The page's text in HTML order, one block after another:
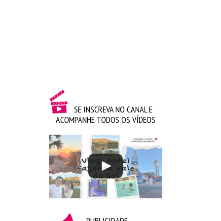
Coelhinho sai da toca
Os participantes são divididos em grupos de três.
Dois jogadores dão-se as mãos formando a toca e o
terceiro ficará entre eles e será o coelhinho. Do lado
de fora ficam os coelhos perdidos. Ao ser dado o
sinal: ‘Coelhinho sai da toca, um, dois, três’, as tocas
levantam os braços e todos os coelhinhos devem
ocupar uma nova toca, inclusive os coelhos
SE INSCREVA NO CANAL E
ACOMPANHE TODOS OS VÍDEOS